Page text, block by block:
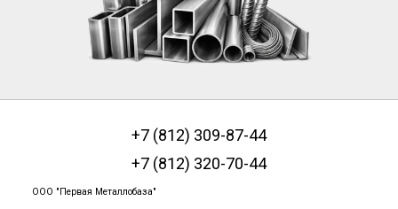
+7 (812) 309-87-44
+7 (812) 320-70-44
ООО "Первая Металлобаза"